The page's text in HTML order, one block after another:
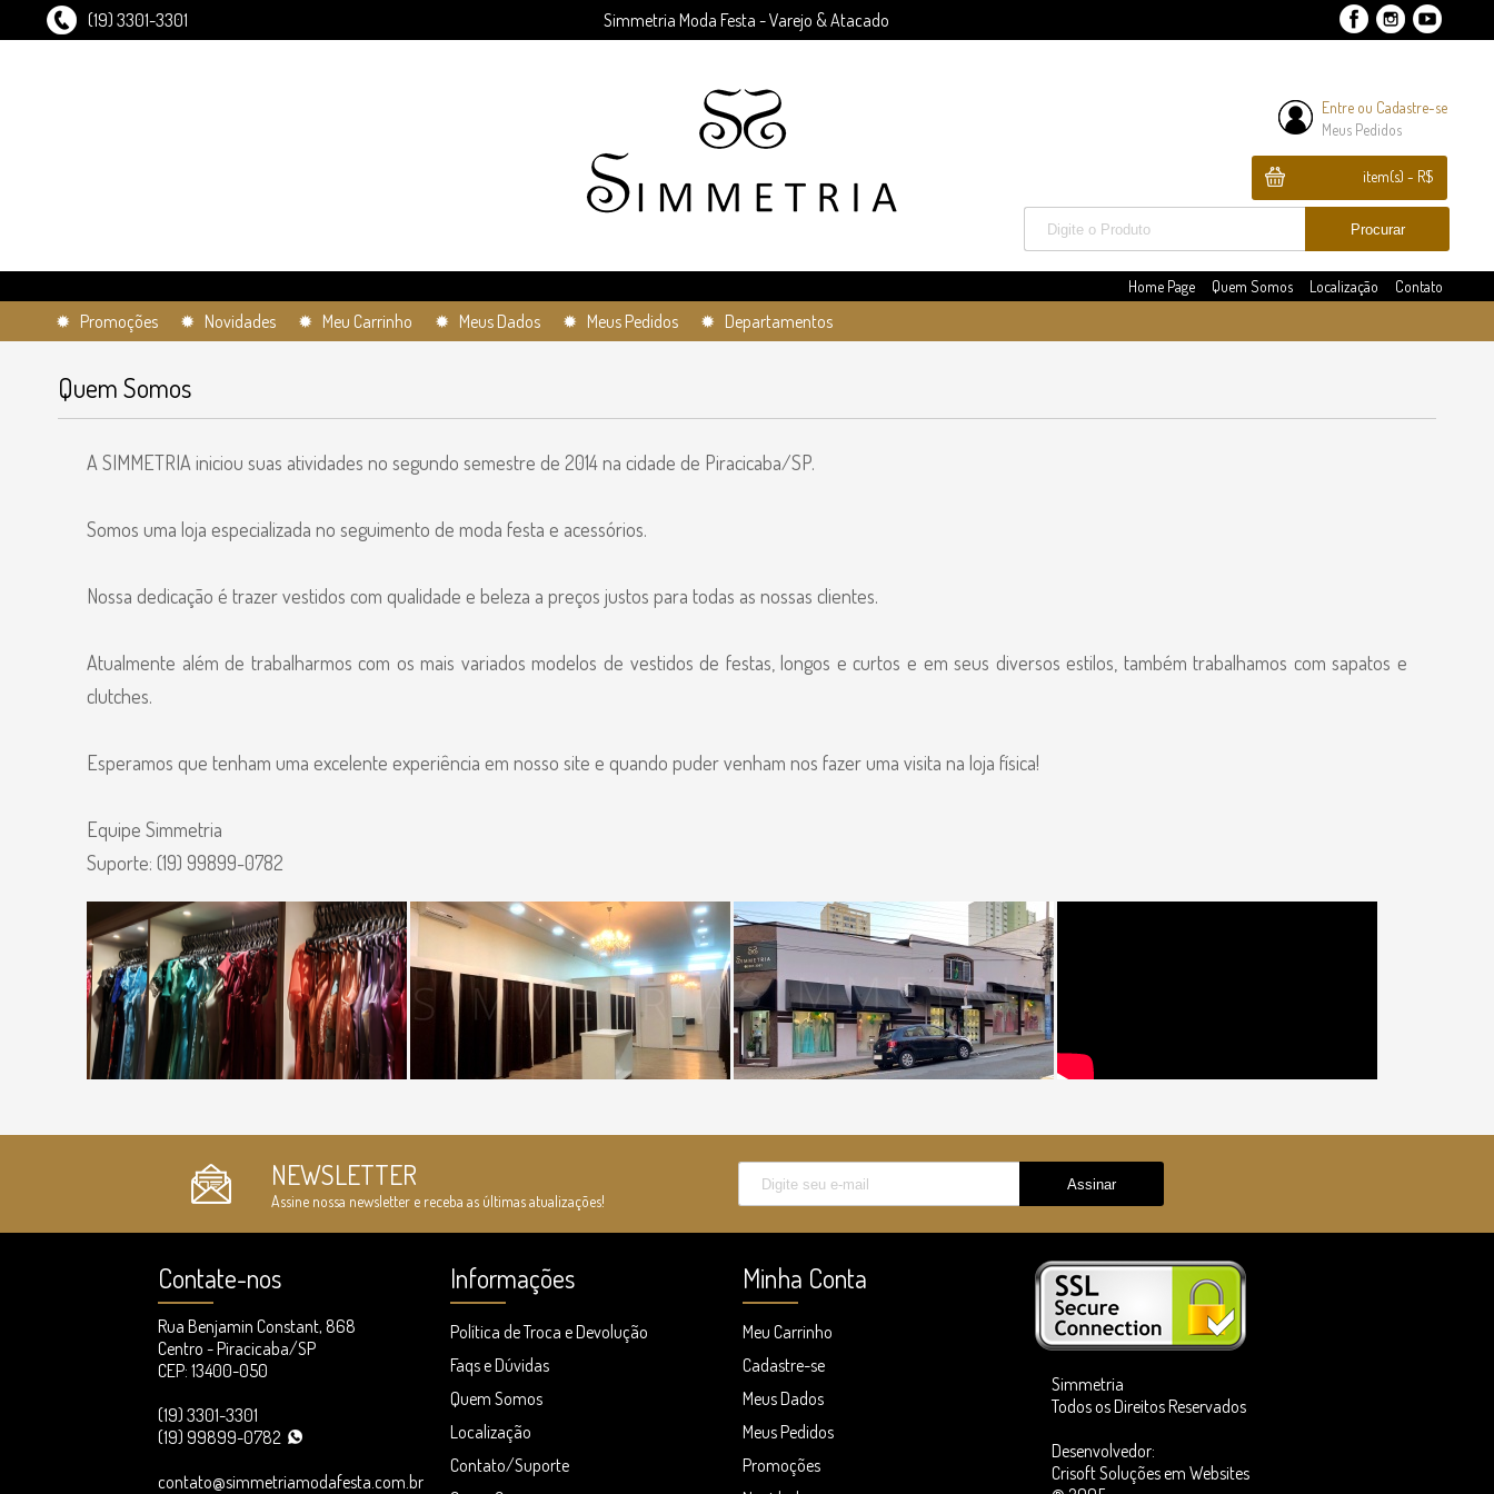
(19) 3301-3301 Simmetria Moda Festa - Varejo & Atacado
Entre ou Cadastre-se
Meus Pedidos
item(s) - R$
Home Page Quem Somos Localização Contato
✹ Promoções ✹ Novidades ✹ Meu Carrinho ✹ Meus Dados ✹ Meus Pedidos ✹ Departamentos
Quem Somos
A SIMMETRIA iniciou suas atividades no segundo semestre de 2014 na cidade de Piracicaba/SP.
Somos uma loja especializada no seguimento de moda festa e acessórios.
Nossa dedicação é trazer vestidos com qualidade e beleza a preços justos para todas as nossas clientes.
Atualmente além de trabalharmos com os mais variados modelos de vestidos de festas, longos e curtos e em seus diversos estilos, também trabalhamos com sapatos e
clutches.
Esperamos que tenham uma excelente experiência em nosso site e quando puder venham nos fazer uma visita na loja física!
Equipe Simmetria
Suporte: (19) 99899-0782
NEWSLETTER
Assine nossa newsletter e receba as últimas atualizações!
Contate-nos
Rua Benjamin Constant, 868
Centro - Piracicaba/SP
CEP: 13400-050
(19) 3301-3301
(19) 99899-0782
contato@simmetriamodafesta.com.br
Informações
Política de Troca e Devolução
Faqs e Dúvidas
Quem Somos
Localização
Contato/Suporte
Minha Conta
Meu Carrinho
Cadastre-se
Meus Dados
Meus Pedidos
Promoções
Simmetria
Todos os Direitos Reservados
Desenvolvedor:
Crisoft Soluções em Websites